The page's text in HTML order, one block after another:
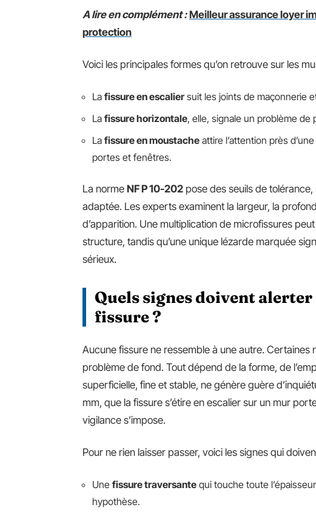
A lire en complément : Meilleur assurance loyer
protection
Voici les principales formes qu’on retrouve sur les
La fissure en escalier suit les joints de maçonnerie
La fissure horizontale, elle, signale un problème de
La fissure en moustache attire l’attention près
portes et fenêtres.
La norme NF P 10-202 pose des seuils de
adaptée. Les experts examinent la largeur, la
d’apparition. Une multiplication de microfissures
structure, tandis qu’une unique lézarde marquée
sérieux.
Quels signes doivent
fissure ?
Aucune fissure ne ressemble à une autre. Certaines
problème de fond. Tout dépend de la forme, de
superficielle, fine et stable, ne génère guère
mm, que la fissure s’étire en escalier sur un mur
vigilance s’impose.
Pour ne rien laisser passer, voici les signes qui
Une fissure traversante qui touche toute
hypothèse.